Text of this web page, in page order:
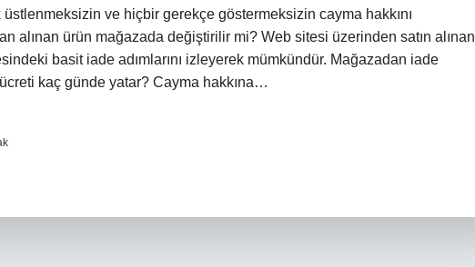
ve hiçbir gerekçe göstermeksizin cayma hakkını
alınan ürün mağazada değiştirilir mi? Web sitesi üzerinden satın alınan
basit iade adımlarını izleyerek mümkündür. Mağazadan iade
kaç günde yatar? Cayma hakkına…